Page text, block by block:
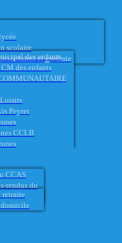
scolaire
et garderie
des enfants
CM des enfants
Peyret
CCLB
CCAS
rendus du
retraite